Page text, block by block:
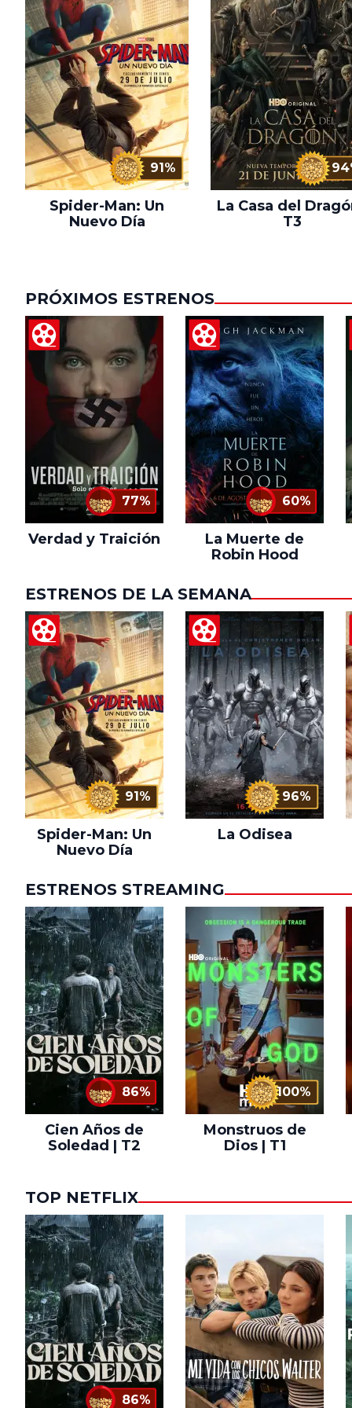
91%
Spider-Man: Un
Nuevo Día
La Casa del
T3
PRÓXIMOS ESTRENOS
77%
Verdad y Traición
60%
La Muerte de
Robin Hood
ESTRENOS DE LA SEMANA
91%
Spider-Man: Un
Nuevo Día
96%
La Odisea
ESTRENOS STREAMING
86%
Cien Años de
Soledad | T2
100%
Monstruos de
Dios | T1
TOP NETFLIX
86%